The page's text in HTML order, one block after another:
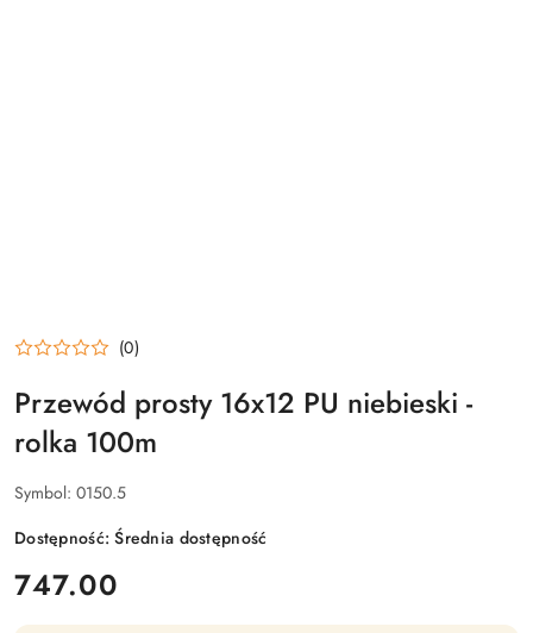
(0)
Przewód prosty 16x12 PU niebieski -
rolka 100m
Symbol: 0150.5
Dostępność:Średnia dostępność
cena:
747.00